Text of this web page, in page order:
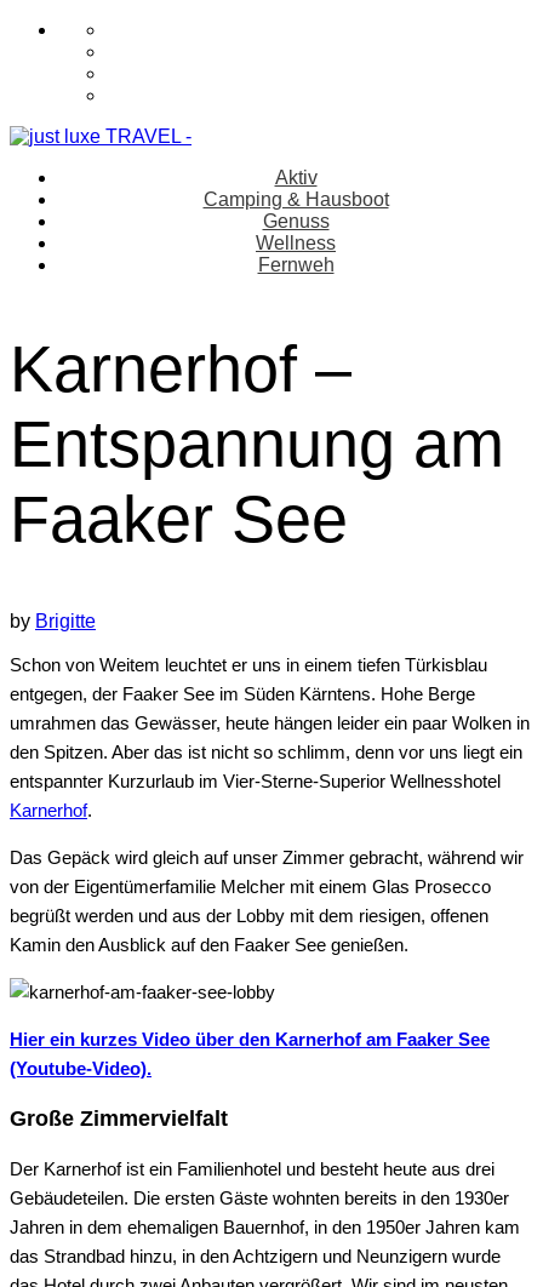
Aktiv
Camping & Hausboot
Genuss
Wellness
Fernweh
Karnerhof –
Entspannung am
Faaker See
by Brigitte
Schon von Weitem leuchtet er uns in einem tiefen Türkisblau
entgegen, der Faaker See im Süden Kärntens. Hohe Berge
umrahmen das Gewässer, heute hängen leider ein paar Wolken in
den Spitzen. Aber das ist nicht so schlimm, denn vor uns liegt ein
entspannter Kurzurlaub im Vier-Sterne-Superior Wellnesshotel
Karnerhof.
Das Gepäck wird gleich auf unser Zimmer gebracht, während wir
von der Eigentümerfamilie Melcher mit einem Glas Prosecco
begrüßt werden und aus der Lobby mit dem riesigen, offenen
Kamin den Ausblick auf den Faaker See genießen.
Hier ein kurzes Video über den Karnerhof am Faaker See
(Youtube-Video).
Große Zimmervielfalt
Der Karnerhof ist ein Familienhotel und besteht heute aus drei
Gebäudeteilen. Die ersten Gäste wohnten bereits in den 1930er
Jahren in dem ehemaligen Bauernhof, in den 1950er Jahren kam
das Strandbad hinzu, in den Achtzigern und Neunzigern wurde